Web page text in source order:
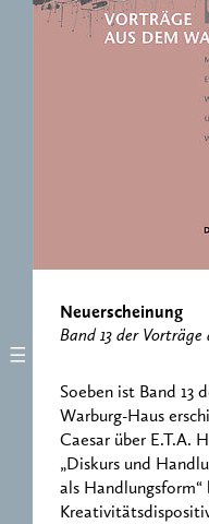
ERNST
Neuerscheinung
Band 13 der
Soeben ist Band 13
Warburg-Haus
Caesar über E.T.A.
„Diskurs und
als Handlungsform“